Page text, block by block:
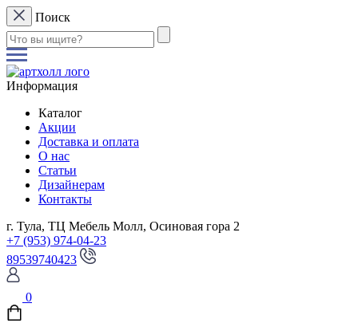
Поиск
Информация
Каталог
Акции
Доставка и оплата
О нас
Статьи
Дизайнерам
Контакты
г. Тула, ТЦ Мебель Молл, Осиновая гора 2
+7 (953) 974-04-23
89539740423
0